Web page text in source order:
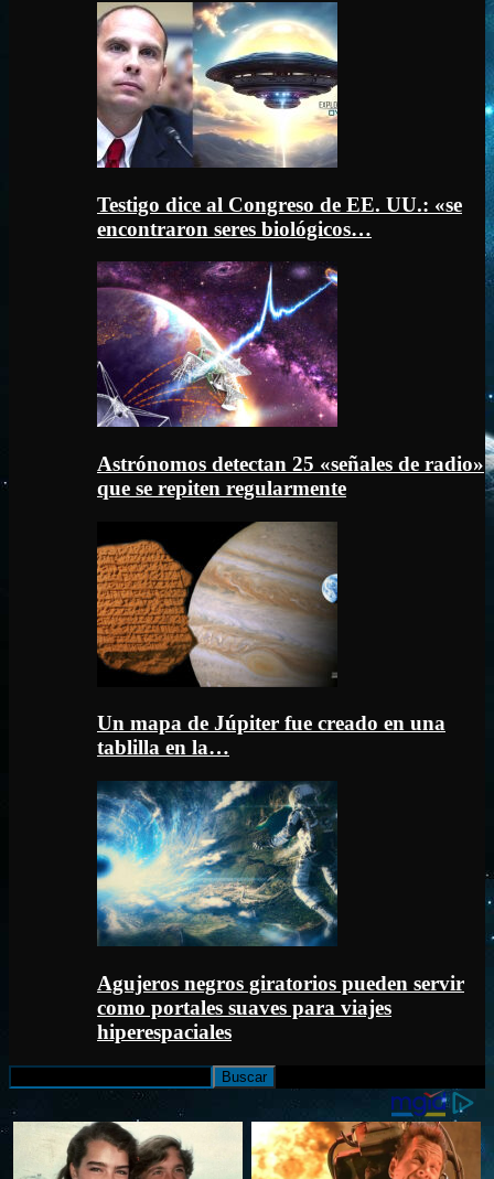
Testigo dice al Congreso de EE. UU.: «se
encontraron seres biológicos…
Astrónomos detectan 25 «señales de radio»
que se repiten regularmente
Un mapa de Júpiter fue creado en una
tablilla en la…
Agujeros negros giratorios pueden servir
como portales suaves para viajes
hiperespaciales